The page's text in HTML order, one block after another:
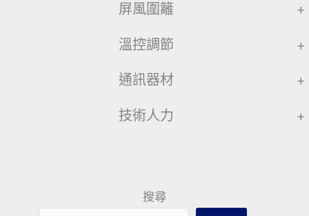
屏風圍籬 +
溫控調節 +
通訊器材 +
技術人力 +
搜尋